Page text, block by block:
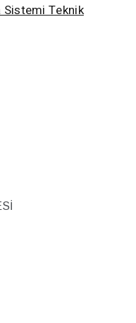
Sistemi Teknik